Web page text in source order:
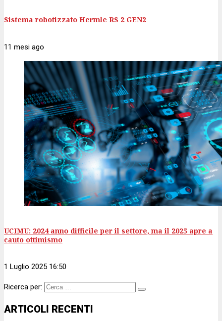
Sistema robotizzato Hermle RS 2 GEN2
11 mesi ago
UCIMU: 2024 anno difficile per il settore, ma il 2025 apre a
cauto ottimismo
1 Luglio 2025 16:50
Ricerca per:
ARTICOLI RECENTI